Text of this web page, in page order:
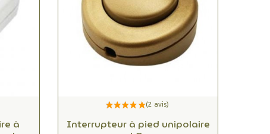
à
Interrupteur à pied unipolaire